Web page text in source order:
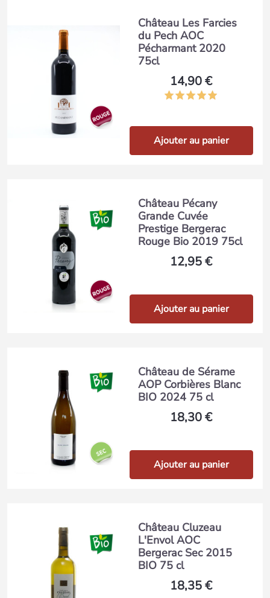
Château Les Farcies
du Pech AOC
Pécharmant 2020
75cl
14,90 €
Ajouter au panier
Château Pécany
Grande Cuvée
Prestige Bergerac
Rouge Bio 2019 75cl
12,95 €
Ajouter au panier
Château de Sérame
AOP Corbières Blanc
BIO 2024 75 cl
18,30 €
Ajouter au panier
Château Cluzeau
L'Envol AOC
Bergerac Sec 2015
BIO 75 cl
18,35 €